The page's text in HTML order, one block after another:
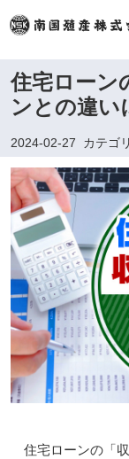
住宅ローン
ンとの違い
2024-02-27 カテゴ
住宅ローンの「